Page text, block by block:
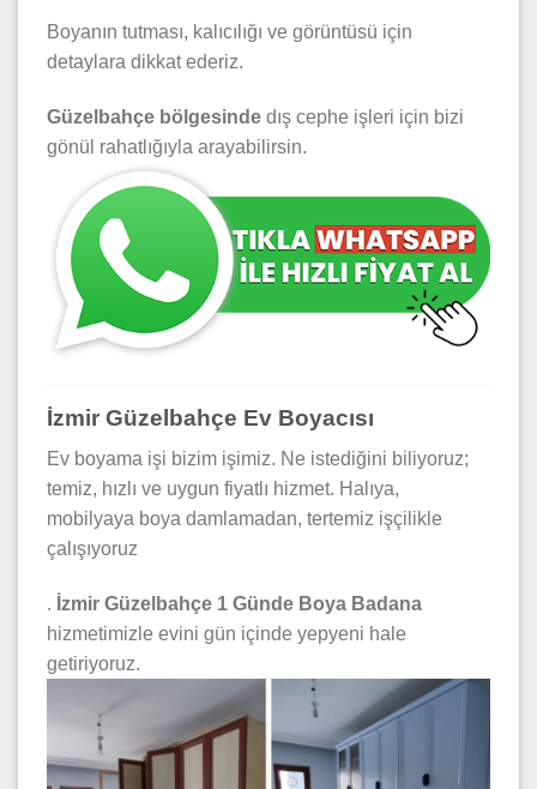
Boyanın tutması, kalıcılığı ve görüntüsü için
detaylara dikkat ederiz.
Güzelbahçe bölgesinde dış cephe işleri için bizi
gönül rahatlığıyla arayabilirsin.
İzmir Güzelbahçe Ev Boyacısı
Ev boyama işi bizim işimiz. Ne istediğini biliyoruz;
temiz, hızlı ve uygun fiyatlı hizmet. Halıya,
mobilyaya boya damlamadan, tertemiz işçilikle
çalışıyoruz
. İzmir Güzelbahçe 1 Günde Boya Badana
hizmetimizle evini gün içinde yepyeni hale
getiriyoruz.